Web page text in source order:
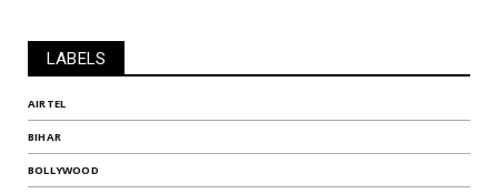
LABELS
AIRTEL
BIHAR
BOLLYWOOD